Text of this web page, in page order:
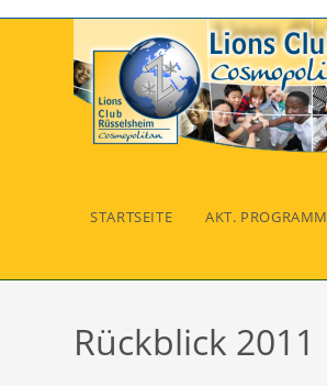
STARTSEITE AKT. PROGRAMM
Rückblick 2011